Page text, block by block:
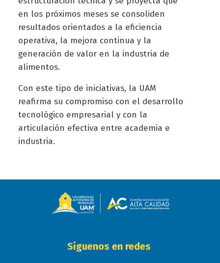
en los próximos meses se consoliden
resultados orientados a la eficiencia
operativa, la mejora continua y la
generación de valor en la industria de
alimentos.
Con este tipo de iniciativas, la UAM
reafirma su compromiso con el desarrollo
tecnológico empresarial y con la
articulación efectiva entre academia e
industria.
Síguenos en redes